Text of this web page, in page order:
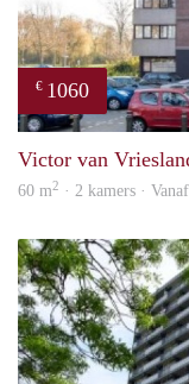
€ 1060
Victor van
60 m2 · 2 kamers ·